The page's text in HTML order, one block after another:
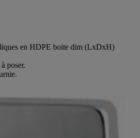
en HDPE boite dim (LxDxH)
poser.